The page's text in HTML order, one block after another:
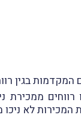
בגין
ממכירת